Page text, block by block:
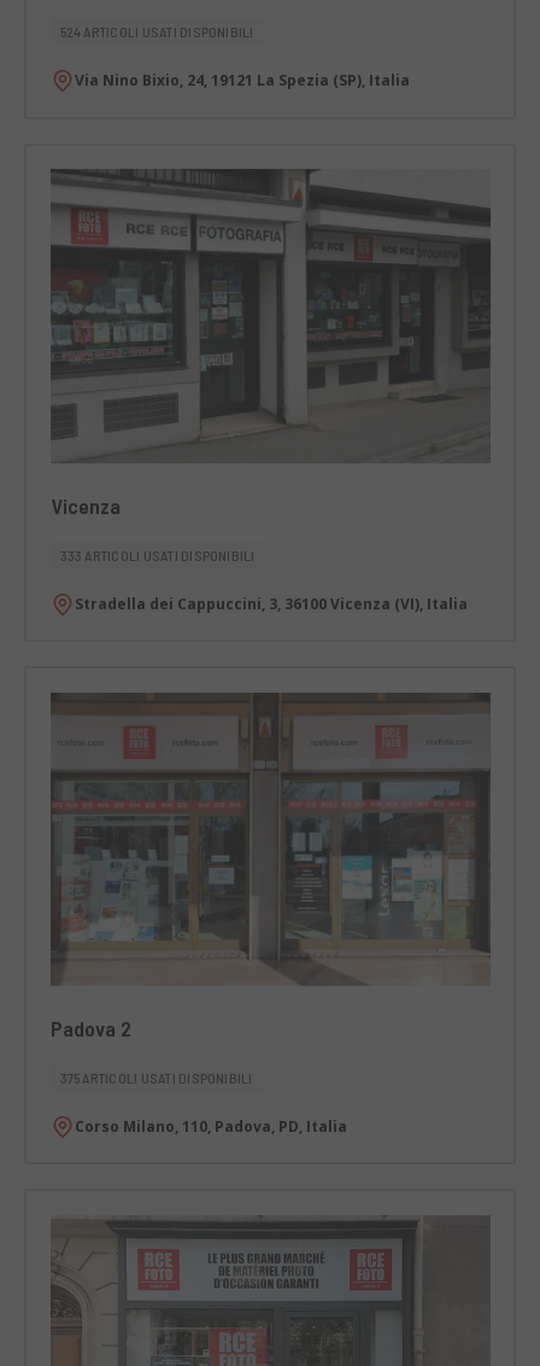
524 ARTICOLI USATI DISPONIBILI
Via Nino Bixio, 24, 19121 La Spezia (SP), Italia
Vicenza
333 ARTICOLI USATI DISPONIBILI
Stradella dei Cappuccini, 3, 36100 Vicenza (VI), Italia
Padova 2
375 ARTICOLI USATI DISPONIBILI
Corso Milano, 110, Padova, PD, Italia